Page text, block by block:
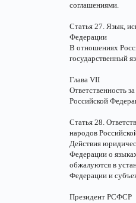
соглашениями.
Статья 27. Язык,
Федерации
В отношениях
государственный
Глава VII
Ответственность
Российской
Статья 28.
народов
Действия
Федерации о
обжалуются в
Федерации и
Президент